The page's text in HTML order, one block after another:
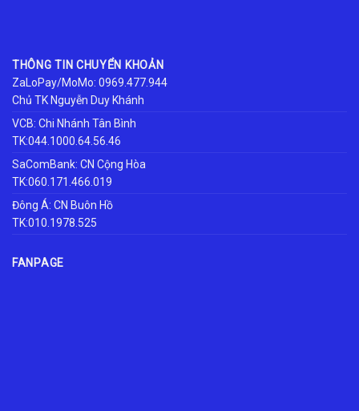
THÔNG TIN CHUYỂN KHOẢN
ZaLoPay/MoMo: 0969.477.944
Chủ TK Nguyễn Duy Khánh
VCB: Chi Nhánh Tân Bình
TK:044.1000.64.56.46
SaComBank: CN Cộng Hòa
TK:060.171.466.019
Đông Á: CN Buôn Hồ
TK:010.1978.525
FANPAGE